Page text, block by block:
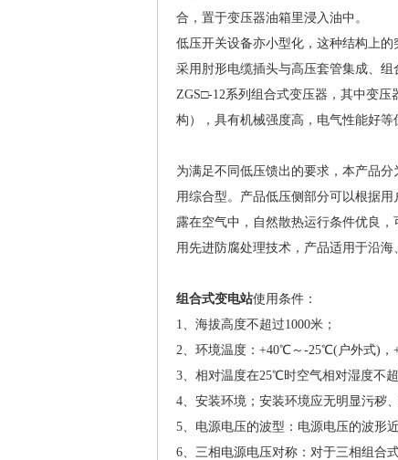
合，置于变压器油箱里浸入油中。
低压开关设备亦小型化，这种结构上
采用肘形电缆插头与高压套管集成、组
ZGS□-12系列组合式变压器，其中变
构），具有机械强度高，电气性能好
为满足不同低压馈出的要求，本产品
用综合型。产品低压侧部分可以根据
露在空气中，自然散热运行条件优良
用先进防腐处理技术，产品适用于沿海
组合式变电站使用条件：
1、海拔高度不超过1000米；
2、环境温度：+40℃～-25℃(户外式)
3、相对温度在25℃时空气相对湿度不
4、安装环境；安装环境应无明显污秽
5、电源电压的波型：电源电压的波形
6、三相电源电压对称：对于三相组合